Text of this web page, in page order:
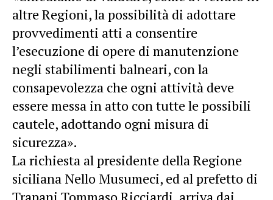
altre Regioni, la possibilità di adottare
provvedimenti atti a consentire
l’esecuzione di opere di manutenzione
negli stabilimenti balneari, con la
consapevolezza che ogni attività deve
essere messa in atto con tutte le possibili
cautele, adottando ogni misura di
sicurezza».
La richiesta al presidente della Regione
siciliana Nello Musumeci, ed al prefetto di